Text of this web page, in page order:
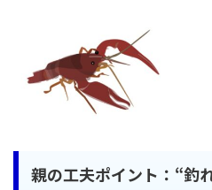
親の工夫ポイント：“釣